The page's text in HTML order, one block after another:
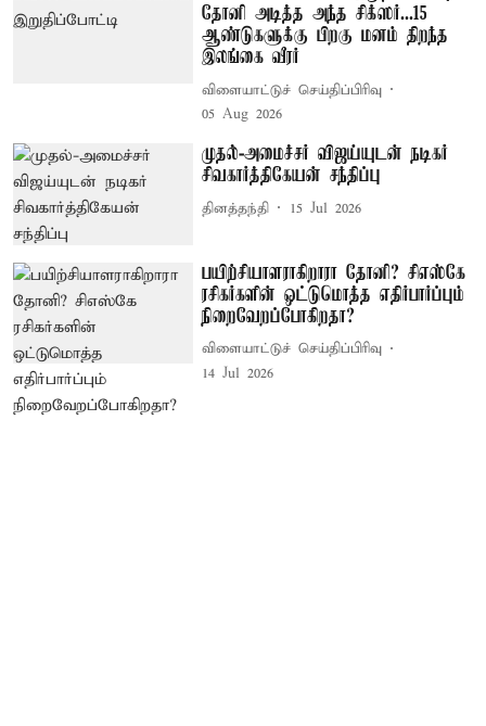
தோனி அடித்த அந்த சிக்ஸர்...15
ஆண்டுகளுக்கு பிறகு மனம் திறந்த
இலங்கை வீரர்
விளையாட்டுச் செய்திப்பிரிவு
05 Aug 2026
முதல்-அமைச்சர் விஜய்யுடன் நடிகர்
சிவகார்த்திகேயன் சந்திப்பு
தினத்தந்தி 15 Jul 2026
பயிற்சியாளராகிறாரா தோனி? சிஎஸ்கே
ரசிகர்களின் ஒட்டுமொத்த எதிர்பார்ப்பும்
நிறைவேறப்போகிறதா?
விளையாட்டுச் செய்திப்பிரிவு
14 Jul 2026